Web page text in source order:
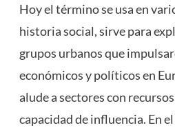
Hoy el término se usa en
historia social, sirve para
grupos urbanos que
económicos y políticos en
alude a sectores con
capacidad de influencia. En